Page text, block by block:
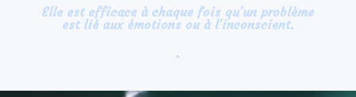
Elle est efficace à chaque fois qu’un problème
est lié aux émotions ou à l’inconscient.
.